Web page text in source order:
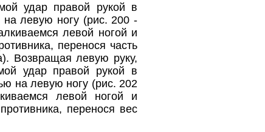
удар правой рукой в
на левую ногу (рис. 200 -
левой ногой и
перенося часть
Возвращая левую руку,
удар правой рукой в
на левую ногу (рис. 202
левой ногой и
перенося вес